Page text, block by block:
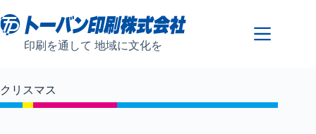
ン
テ
ス
キ
印刷を通して 地域に文化を
クリスマス